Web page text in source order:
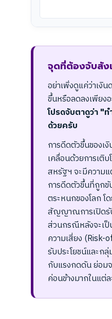
จุดที่ต้องจับสัง
อย่าเพิ่งดูแค่ว่าเงิ
ขึ้นหรือลดลงเพียง
โปรดจับตาดูว่า "
ด้วยครับ
การดีดตัวขึ้นของเ
เคลื่อนด้วยการเติ
สหรัฐฯ จะมีความ
การดีดตัวขึ้นที่ถูก
ตระหนกของโลก
สัญญาณการเปิดรั
ส่วนกรณีหลังจะเ
ความเสี่ยง (Risk-
รับประโยชน์และก
กับแรงกดดัน ย่อม
ค่อนข้างมากในแต่